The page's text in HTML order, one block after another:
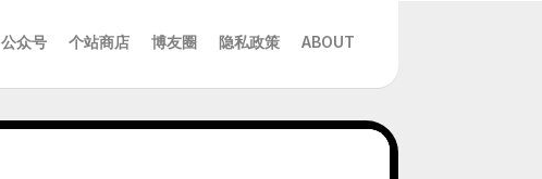
公众号 个站商店 博友圈 隐私政策 ABOUT